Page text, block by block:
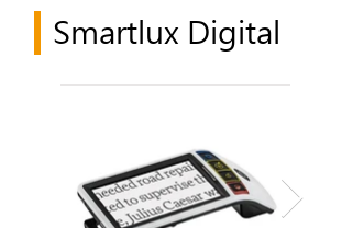
Smartlux Digital